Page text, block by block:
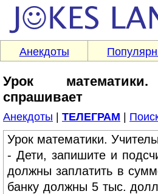
Анекдоты
Урок
спрашивает
Анекдоты ТЕЛЕГРАМ
Урок математики.
- Дети, запишите и
должны заплатить в
банку должны 5 тыс.